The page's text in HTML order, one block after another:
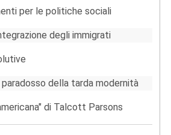
per le politiche sociali
degli immigrati
della tarda modernità
di Talcott Parsons